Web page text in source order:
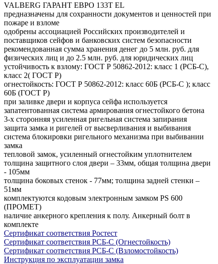
VALBERG ГАРАНТ ЕВРО 133Т EL
предназначены для сохранности документов и ценностей при
пожаре и взломе
одобрены ассоциацией Российских производителей и
поставщиков сейфов и банковских систем безопасности
рекомендованная сумма хранения денег до 5 млн. руб. для
физических лиц и до 2.5 млн. руб. для юридических лиц
устойчивость к взлому: ГОСТ Р 50862-2012: класс 1 (РСБ-С),
класс 2( ГОСТ Р)
огнестойкость: ГОСТ Р 50862-2012: класс 60Б (РСБ-С ); класс
60Б (ГОСТ Р)
при заливке двери и корпуса сейфа используется
запатентованная система армирования огнестойкого бетона
3-х сторонняя усиленная ригельная система запирания
защита замка и ригелей от высверливания и выбивания
система блокировки ригельного механизма при выбивании
замка
тепловой замок, усиленный огнестойким уплотнителем
толщина защитного слоя двери – 33мм, общая толщина двери
- 105мм
толщина боковых стенок - 77мм; толщина задней стенки –
51мм
комплектуются кодовым электронным замком PS 600
(ПРОМЕТ)
наличие анкерного крепления к полу. Анкерный болт в
комплекте
Сертификат соответствия Ростест
Сертификат соответствия РСБ-С (Огнестойкость)
Сертификат соответствия РСБ-С (Взломостойкость)
Инструкция по эксплуатации замка